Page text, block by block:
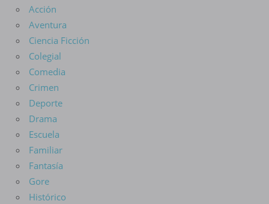
Acción
Aventura
Ciencia Ficción
Colegial
Comedia
Crimen
Deporte
Drama
Escuela
Familiar
Fantasía
Gore
Histórico